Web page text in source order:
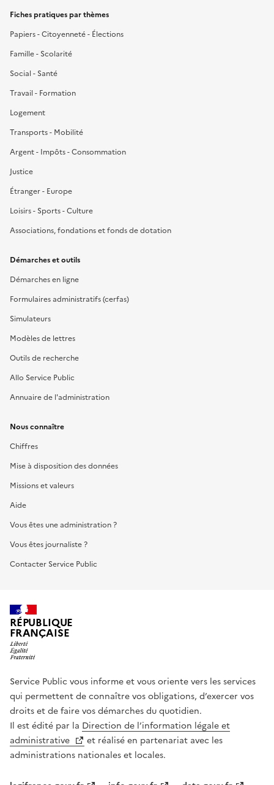
Fiches pratiques par thèmes
Papiers - Citoyenneté - Élections
Famille - Scolarité
Social - Santé
Travail - Formation
Logement
Transports - Mobilité
Argent - Impôts - Consommation
Justice
Étranger - Europe
Loisirs - Sports - Culture
Associations, fondations et fonds de dotation
Démarches et outils
Démarches en ligne
Formulaires administratifs (cerfas)
Simulateurs
Modèles de lettres
Outils de recherche
Allo Service Public
Annuaire de l'administration
Nous connaître
Chiffres
Mise à disposition des données
Missions et valeurs
Aide
Vous êtes une administration ?
Vous êtes journaliste ?
Contacter Service Public
RÉPUBLIQUE
FRANÇAISE
Service Public vous informe et vous oriente vers les services
qui permettent de connaître vos obligations, d’exercer vos
droits et de faire vos démarches du quotidien.
Il est édité par la Direction de l’information légale et
administrative
et réalisé en partenariat avec les
administrations nationales et locales.